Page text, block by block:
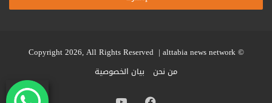
© Copyright 2026, All Rights Reserved |
alttabia news network
من نحن
بيان الخصوصية